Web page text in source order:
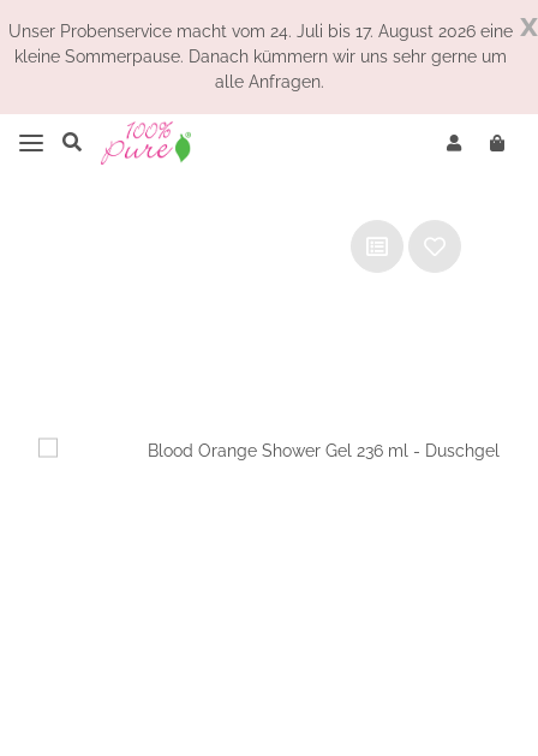
x
Unser Probenservice macht vom 24. Juli bis 17. August 2026 eine
kleine Sommerpause. Danach kümmern wir uns sehr gerne um
alle Anfragen.